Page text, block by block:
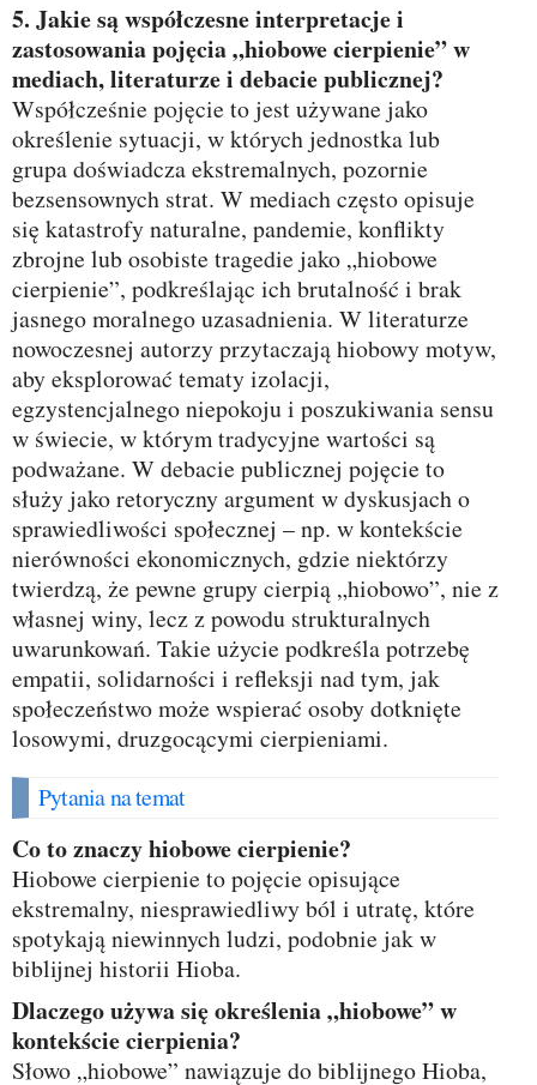
5. Jakie są współczesne interpretacje i
zastosowania pojęcia „hiobowe cierpienie” w
mediach, literaturze i debacie publicznej?
Współcześnie pojęcie to jest używane jako
określenie sytuacji, w których jednostka lub
grupa doświadcza ekstremalnych, pozornie
bezsensownych strat. W mediach często opisuje
się katastrofy naturalne, pandemie, konflikty
zbrojne lub osobiste tragedie jako „hiobowe
cierpienie”, podkreślając ich brutalność i brak
jasnego moralnego uzasadnienia. W literaturze
nowoczesnej autorzy przytaczają hiobowy motyw,
aby eksplorować tematy izolacji,
egzystencjalnego niepokoju i poszukiwania sensu
w świecie, w którym tradycyjne wartości są
podważane. W debacie publicznej pojęcie to
służy jako retoryczny argument w dyskusjach o
sprawiedliwości społecznej – np. w kontekście
nierówności ekonomicznych, gdzie niektórzy
twierdzą, że pewne grupy cierpią „hiobowo”, nie z
własnej winy, lecz z powodu strukturalnych
uwarunkowań. Takie użycie podkreśla potrzebę
empatii, solidarności i refleksji nad tym, jak
społeczeństwo może wspierać osoby dotknięte
losowymi, druzgocącymi cierpieniami.
Pytania na temat
Co to znaczy hiobowe cierpienie?
Hiobowe cierpienie to pojęcie opisujące
ekstremalny, niesprawiedliwy ból i utratę, które
spotykają niewinnych ludzi, podobnie jak w
biblijnej historii Hioba.
Dlaczego używa się określenia „hiobowe” w
kontekście cierpienia?
Słowo „hiobowe” nawiązuje do biblijnego Hioba,